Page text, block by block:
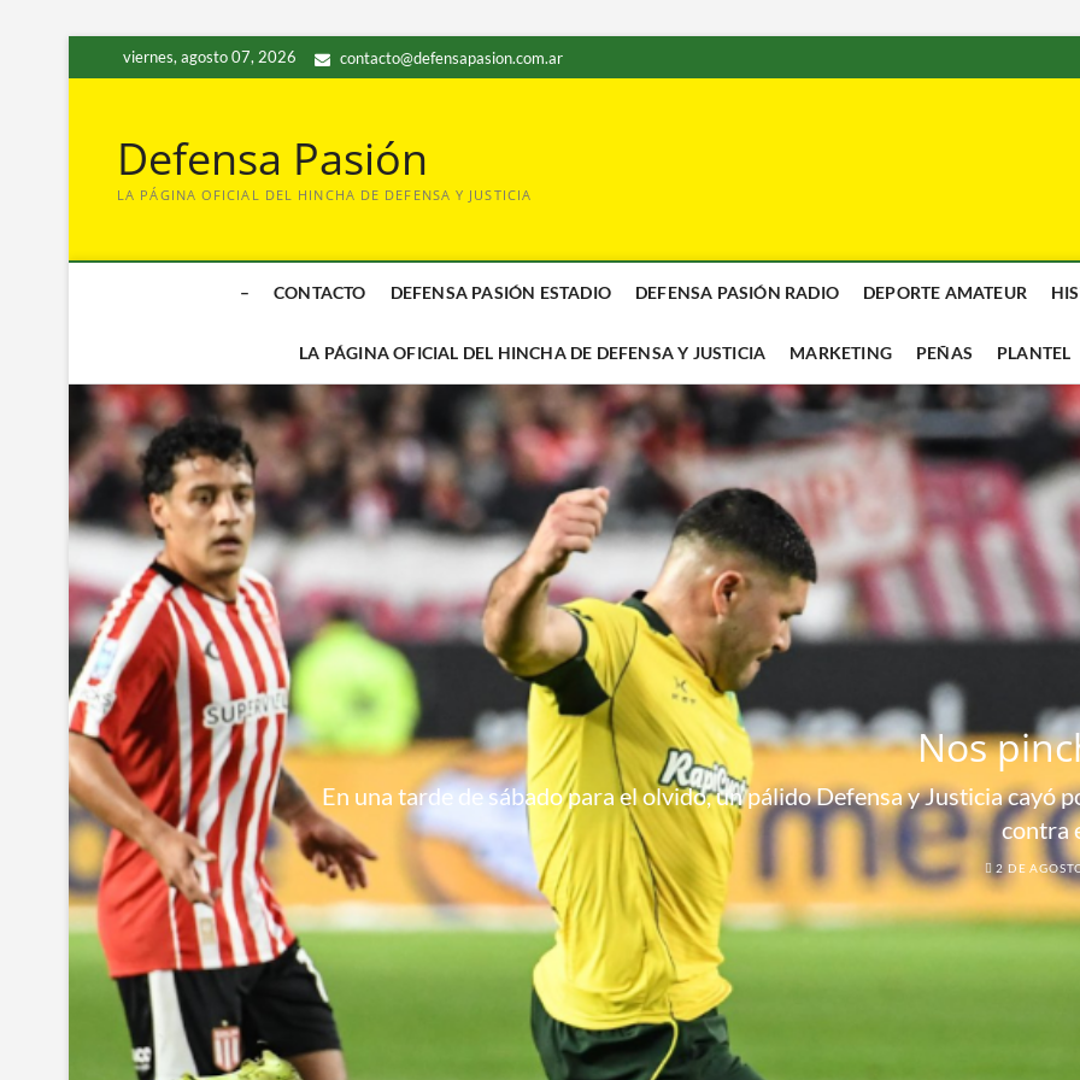
al
viernes, agosto 07, 2026 contacto@defensapasion.com.ar
Defensa Pasión
LA PÁGINA OFICIAL DEL HINCHA DE DEFENSA Y JUSTICIA
– CONTACTO DEFENSA PASIÓN ESTADIO DEFENSA PASIÓN RADIO DEPORTE AMATEUR
LA PÁGINA OFICIAL DEL HINCHA DE DEFENSA Y JUSTICIA MARKETING PEÑAS PLANTEL
Nos
En una tarde de sábado para el olvido, un pálido Defensa y Justicia cayó
contra
2 DE